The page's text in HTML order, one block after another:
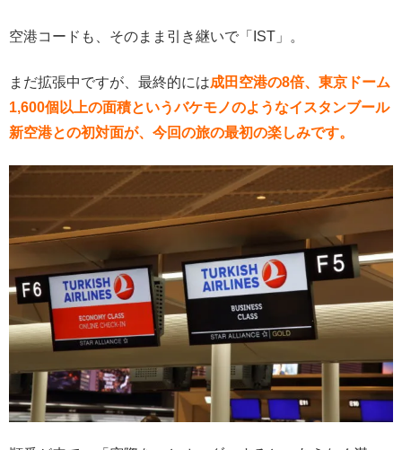
空港コードも、そのまま引き継いで「IST」。
まだ拡張中ですが、最終的には成田空港の8倍、東京ドーム
1,600個以上の面積というバケモノのようなイスタンブール
新空港との初対面が、今回の旅の最初の楽しみです。